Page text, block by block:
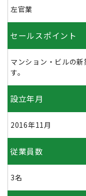
左官業
セールスポイント
マンション・ビルの
す。
設立年月
2016年11月
従業員数
3名